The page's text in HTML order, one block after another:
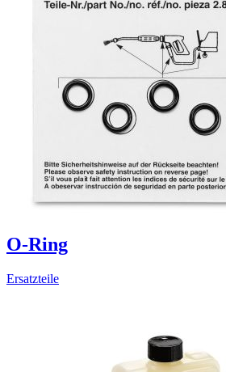
O-Ring
Ersatzteile